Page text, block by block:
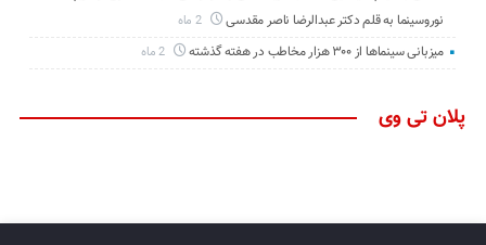
نوروسینما به قلم دکتر عبدالرضا ناصر مقدسی
2 ماه
میزبانی سینماها از ۳۰۰ هزار مخاطب در هفته گذشته 2 ماه
پلان تی وی